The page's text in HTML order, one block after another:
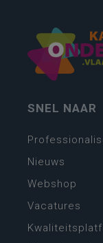
SNEL NAAR
Nieuws
Webshop
Vacatures